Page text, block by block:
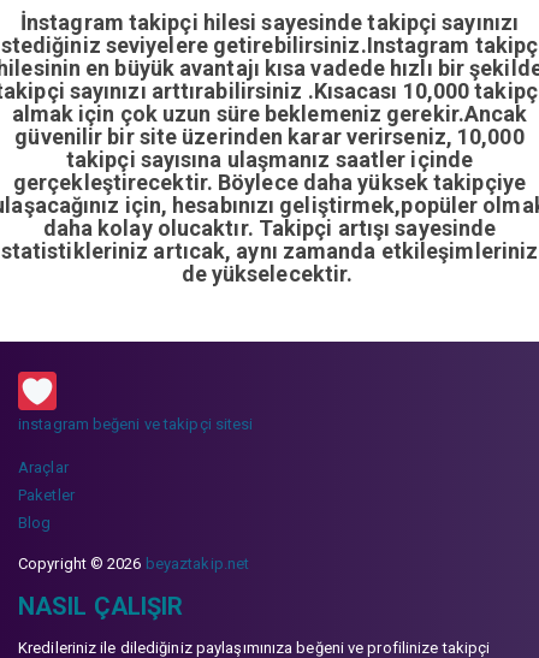
İnstagram takipçi hilesi sayesinde takipçi sayınızı
seviyelere getirebilirsiniz.Instagram
en büyük avantajı kısa vadede hızlı bir
sayınızı arttırabilirsiniz .Kısacası 10,000
almak için çok uzun süre beklemeniz gerekir.Ancak
güvenilir bir site üzerinden karar verirseniz, 10,000
takipçi sayısına ulaşmanız saatler içinde
gerçekleştirecektir. Böylece daha yüksek takipçiye
için, hesabınızı geliştirmek,popüler
daha kolay olucaktır. Takipçi artışı sayesinde
artıcak, aynı zamanda
de yükselecektir.
instagram beğeni ve takipçi sitesi
Araçlar
Paketler
Blog
Copyright © 2026 beyaztakip.net
NASIL ÇALIŞIR
Kredileriniz ile dilediğiniz paylaşımınıza beğeni ve profilinize takipçi